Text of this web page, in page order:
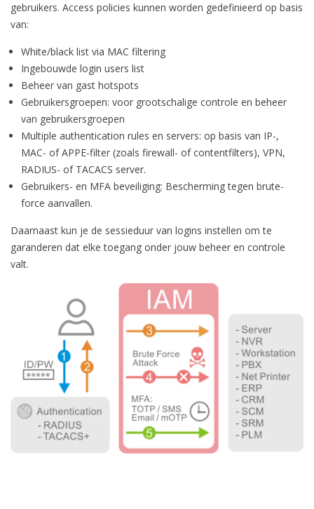
gebruikers. Access policies kunnen worden gedefinieerd op basis
van:
White/black list via MAC filtering
Ingebouwde login users list
Beheer van gast hotspots
Gebruikersgroepen: voor grootschalige controle en beheer
van gebruikersgroepen
Multiple authentication rules en servers: op basis van IP-,
MAC- of APPE-filter (zoals firewall- of contentfilters), VPN,
RADIUS- of TACACS server.
Gebruikers- en MFA beveiliging: Bescherming tegen brute-
force aanvallen.
Daarnaast kun je de sessieduur van logins instellen om te
garanderen dat elke toegang onder jouw beheer en controle
valt.